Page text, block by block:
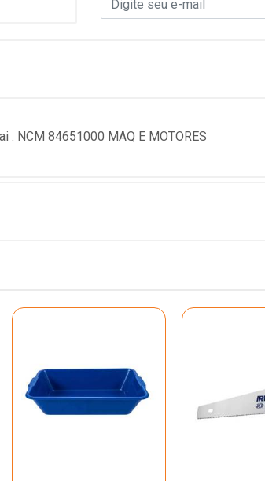
NCM 84651000 MAQ E MOTORES